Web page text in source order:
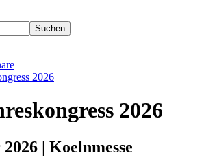
Suchen
2026
2026
| Koelnmesse